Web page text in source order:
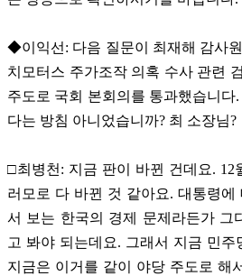
◆이익선: 다음 질문이 최재해 감사
치모터스 주가조작 의혹 수사 관련
주도로 국회 본회의를 통과했습니
다는 방침 아니었습니까? 최 소장님?
□최병천: 지금 판이 바뀐 건데요. 12
러모로 다 바뀐 것 같아요. 대통령에
서 보는 한국의 경제 문제라든가 그
고 봐야 되는데요. 그래서 지금 민주
지금은 이거를 같이 야당 주도로 해